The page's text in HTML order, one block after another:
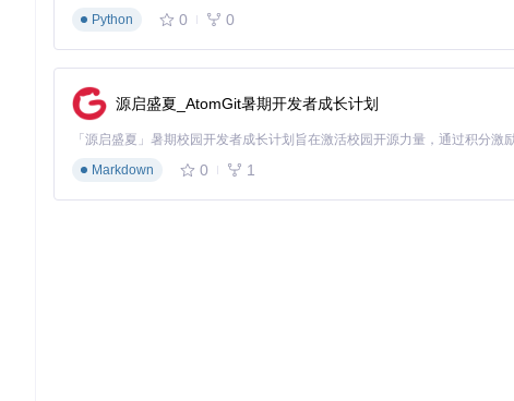
Python
0 0
源启盛夏_AtomGit暑期开发者成长计划
Markdown
0 1